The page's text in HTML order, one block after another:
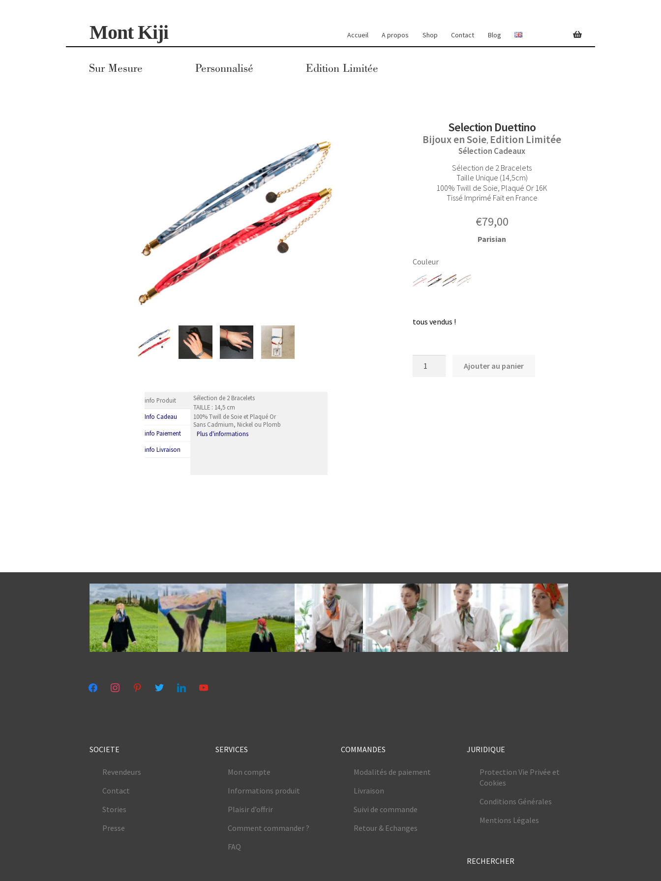
Aller
à
la
navigation
Aller
au
contenu
Mont Kiji Accueil A propos Shop Contact Blog
Sur Mesure Personnalisé Edition Limitée
Selection Duettino
Bijoux en Soie, Edition Limitée
Sélection Cadeaux
Sélection de 2 Bracelets
Taille Unique (14,5cm)
100% Twill de Soie, Plaqué Or 16K
Tissé Imprimé Fait en France
€79,00
Couleur
Effacer
Parisian
tous vendus !
Ajouter au panier
info Produit
Info Cadeau
info Paiement
info Livraison
Sélection de 2 Bracelets
TAILLE : 14,5 cm
100% Twill de Soie et Plaqué Or
Sans Cadmium, Nickel ou Plomb
Plus d'informations
facebookinstagrampinteresttwitter linkedinyoutube
SOCIETE
Revendeurs
Contact
Stories
Presse
SERVICES
Mon compte
Informations produit
Plaisir d’offrir
Comment commander ?
FAQ
COMMANDES
Modalités de paiement
Livraison
Suivi de commande
Retour & Echanges
JURIDIQUE
Protection Vie Privée et
Cookies
Conditions Générales
Mentions Légales
RECHERCHER